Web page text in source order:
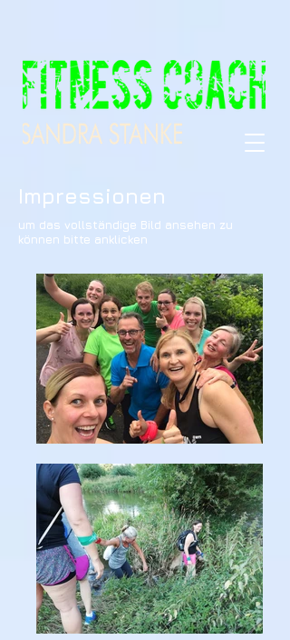
Impressionen
um das vollständige Bild ansehen zu
können bitte anklicken